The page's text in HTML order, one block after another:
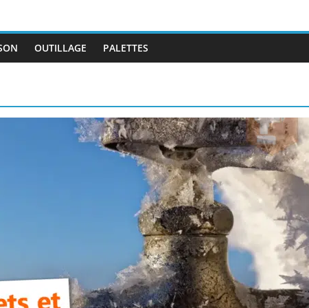
OUTILLAGE PALETTES